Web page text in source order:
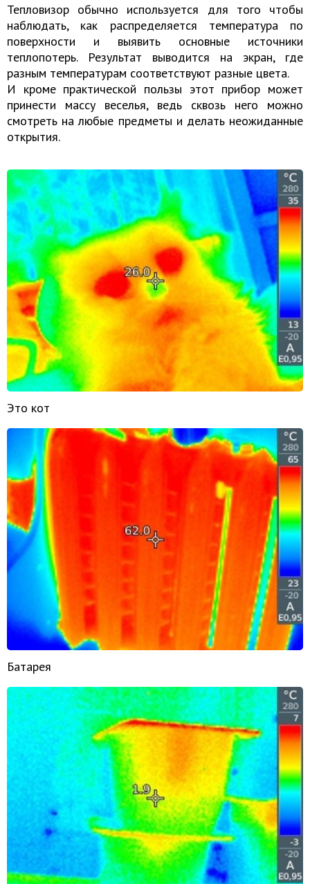
Тепловизор обычно используется для того чтобы
наблюдать, как распределяется температура по
поверхности и выявить основные источники
теплопотерь. Результат выводится на экран, где
разным температурам соответствуют разные цвета.
И кроме практической пользы этот прибор может
принести массу веселья, ведь сквозь него можно
смотреть на любые предметы и делать неожиданные
открытия.
Это кот
Батарея